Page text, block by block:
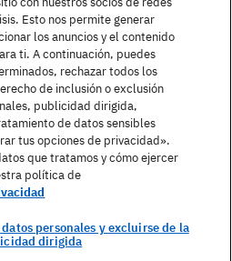
Esto nos permite generar
los anuncios y el contenido
ti. A continuación, puedes
rechazar todos los
de inclusión o exclusión
publicidad dirigida,
de datos sensibles
tus opciones de privacidad».
que tratamos y cómo ejercer
política de
personales y excluirse de la
dirigida